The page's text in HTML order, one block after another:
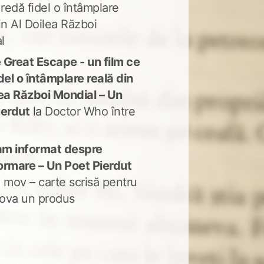
fidel o întâmplare
Al Doilea Război
Great Escape - un film ce
o întâmplare reală din
Război Mondial – Un
la Doctor Who între
informat despre
– Un Poet Pierdut
mov – carte scrisă pentru
un produs